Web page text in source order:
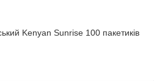
Kenyan Sunrise 100 пакетиків